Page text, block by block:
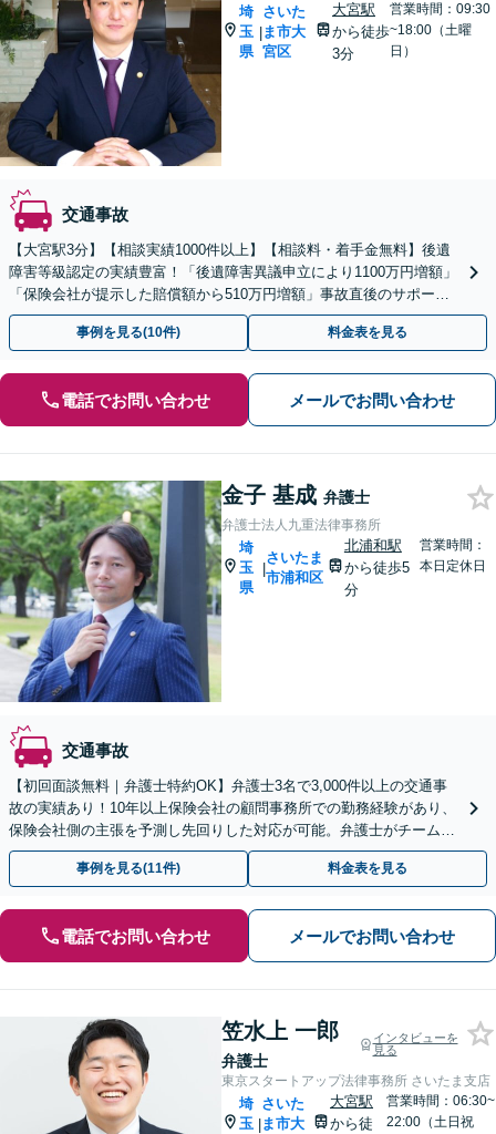
埼
玉
県
|
さいた
ま市大
宮区
大宮駅
から徒歩
3分
営業時間：09:30
~18:00（土曜
日）
交通事故
【大宮駅3分】【相談実績1000件以上】【相談料・着手金無料】後遺
障害等級認定の実績豊富！「後遺障害異議申立により1100万円増額」
「保険会社が提示した賠償額から510万円増額」事故直後のサポート
で早期解決へ【休日・夜間面談】【電話面談】
事例を見る(10件) 料金表を見る
電話でお問い合わせ メールでお問い合わせ
金子 基成 弁護士
弁護士法人九重法律事務所
埼
玉
県
|
さいたま
市浦和区
北浦和駅
から徒歩5
分
営業時間：
本日定休日
交通事故
【初回面談無料｜弁護士特約OK】弁護士3名で3,000件以上の交通事
故の実績あり！10年以上保険会社の顧問事務所での勤務経験があり、
保険会社側の主張を予測し先回りした対応が可能。弁護士がチームと
なり、示談交渉、休業損害、後遺障害などに対応
事例を見る(11件) 料金表を見る
電話でお問い合わせ メールでお問い合わせ
笠水上 一郎
弁護士
インタビューを
見る
東京スタートアップ法律事務所 さいたま支店
埼
玉 |
さいた
ま市大
大宮駅
から徒
営業時間：06:30~
22:00（土日祝